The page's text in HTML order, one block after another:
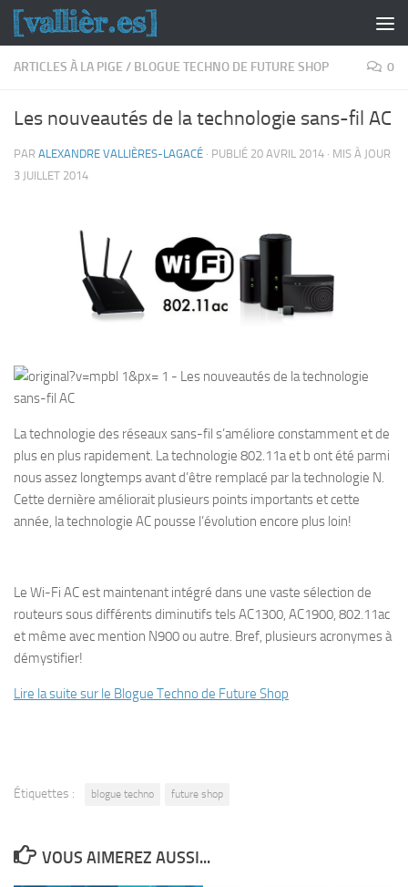
Skip to content
ARTICLES À LA PIGE / BLOGUE TECHNO DE FUTURE SHOP 0
Les nouveautés de la technologie sans-fil AC
PAR ALEXANDRE VALLIÈRES-LAGACÉ · PUBLIÉ 20 AVRIL 2014 · MIS À JOUR
3 JUILLET 2014
La technologie des réseaux sans-fil s’améliore constamment et de
plus en plus rapidement. La technologie 802.11a et b ont été parmi
nous assez longtemps avant d’être remplacé par la technologie N.
Cette dernière améliorait plusieurs points importants et cette
année, la technologie AC pousse l’évolution encore plus loin!
Le Wi-Fi AC est maintenant intégré dans une vaste sélection de
routeurs sous différents diminutifs tels AC1300, AC1900, 802.11ac
et même avec mention N900 ou autre. Bref, plusieurs acronymes à
démystifier!
Lire la suite sur le Blogue Techno de Future Shop
Étiquettes : blogue techno future shop
VOUS AIMEREZ AUSSI...